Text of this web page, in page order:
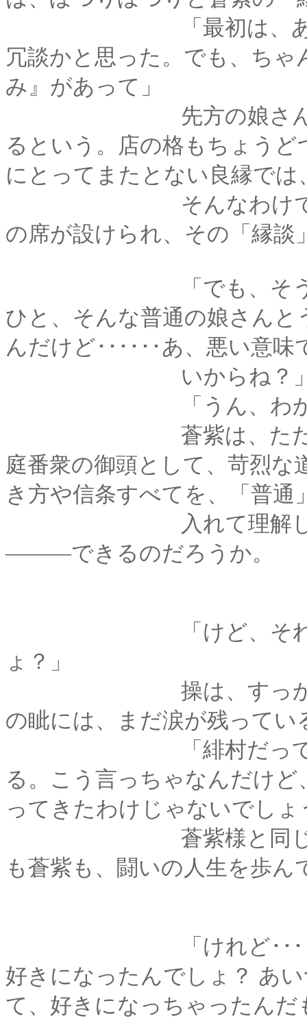
「最初は、あたしも
冗談かと思った。でも、ち
み』があって」
先方の娘さんは、す
るという。店の格もちょう
にとってまたとない良縁で
そんなわけで、あれ
の席が設けられ、その「縁
「でも、そうは言っ
ひと、そんな普通の娘さん
んだけど･･････あ、悪い意
いからね？
「うん、わかるよ、
蒼紫は、ただの「料
庭番衆の御頭として、苛烈な
き方や信条すべてを、「普通
入れて理解して、ま
―――できるのだろうか。
「けど、それを言っ
ょ？」
操は、すっかり赤く
の眦には、まだ涙が残ってい
「緋村だって、たく
る。こう言っちゃなんだけ
ってきたわけじゃないでしょ
蒼紫様と同じように
も蒼紫も、闘いの人生を歩
「けれど･･････薫さ
好きになったんでしょ？ あ
て、好きになっちゃったんだ